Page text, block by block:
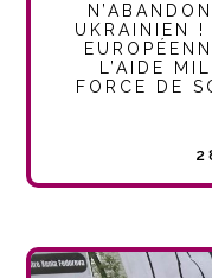
UKRAINIEN !
L’AIDE
FORCE DE